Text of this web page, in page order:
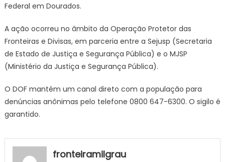
Federal em Dourados.
A ação ocorreu no âmbito da Operação Protetor das
Fronteiras e Divisas, em parceria entre a Sejusp (Secretaria
de Estado de Justiça e Segurança Pública) e o MJSP
(Ministério da Justiça e Segurança Pública).
O DOF mantém um canal direto com a população para
denúncias anônimas pelo telefone 0800 647-6300. O sigilo é
garantido.
fronteiramilgrau